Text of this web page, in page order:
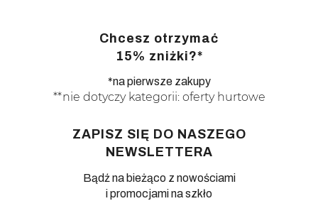
Chcesz otrzymać
15% zniżki?*
*na pierwsze zakupy
**nie dotyczy kategorii: oferty hurtowe
ZAPISZ SIĘ DO NASZEGO
NEWSLETTERA
Bądź na bieżąco z nowościami
i promocjami na szkło